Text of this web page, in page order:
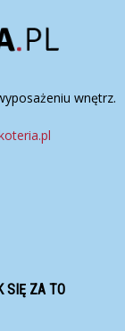
wnętrz.
SIĘ ZA TO